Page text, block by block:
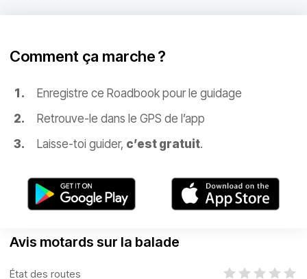
Comment ça marche ?
Enregistre ce Roadbook pour le guidage
Retrouve-le dans le GPS de l’app
Laisse-toi guider, c’est gratuit.
Avis motards sur la balade
État des routes